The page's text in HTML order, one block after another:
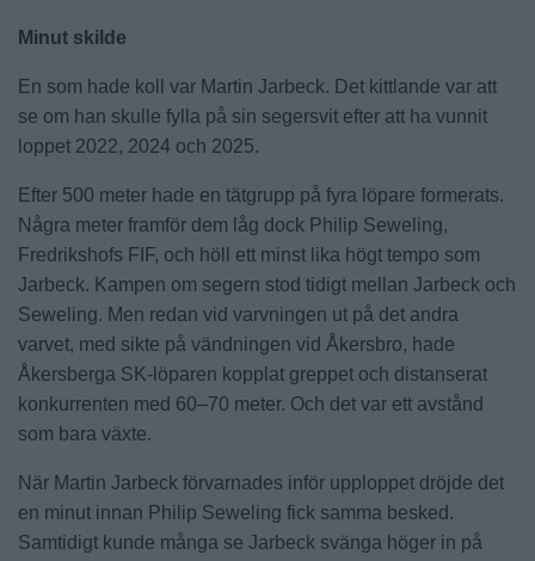
Minut skilde
En som hade koll var Martin Jarbeck. Det kittlande var att
se om han skulle fylla på sin segersvit efter att ha vunnit
loppet 2022, 2024 och 2025.
Efter 500 meter hade en tätgrupp på fyra löpare formerats.
Några meter framför dem låg dock Philip Seweling,
Fredrikshofs FIF, och höll ett minst lika högt tempo som
Jarbeck. Kampen om segern stod tidigt mellan Jarbeck och
Seweling. Men redan vid varvningen ut på det andra
varvet, med sikte på vändningen vid Åkersbro, hade
Åkersberga SK-löparen kopplat greppet och distanserat
konkurrenten med 60–70 meter. Och det var ett avstånd
som bara växte.
När Martin Jarbeck förvarnades inför upploppet dröjde det
en minut innan Philip Seweling fick samma besked.
Samtidigt kunde många se Jarbeck svänga höger in på